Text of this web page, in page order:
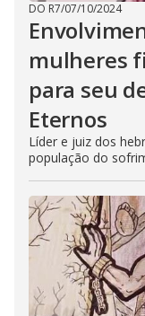
DO R7/07/10/2024
mulheres
para seu
Eternos
Líder e juiz dos
população do